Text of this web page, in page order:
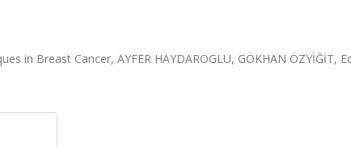
in Breast Cancer, AYFER HAYDAROGLU, GÖKHAN ÖZYİĞİT,